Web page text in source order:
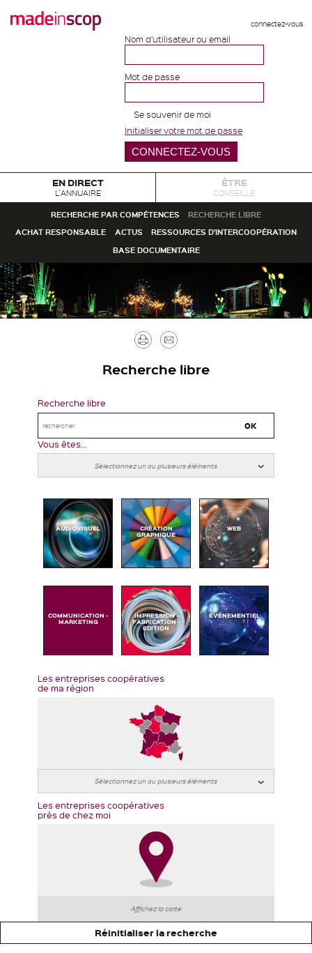
connectez-vous
Nom d'utilisateur ou email
Mot de passe
Se souvenir de moi
Initialiser votre mot de passe
EN DIRECT
L'ANNUAIRE
ÊTRE
CONSEILLÉ
RECHERCHE PAR COMPÉTENCES
RECHERCHE LIBRE
ACHAT RESPONSABLE
ACTUS
RESSOURCES D'INTERCOOPÉRATION
BASE DOCUMENTAIRE
Imprimer
Recherche libre
Recherche libre
Vous êtes...
AUDIOVISUEL CRÉATION
GRAPHIQUE
WEB
COMMUNICATION -
MARKETING
IMPRESSION -
FABRICATION -
EDITION
ÉVÉNEMENTIEL
Les entreprises coopératives
de ma région
Les entreprises coopératives
près de chez moi
Affichez la carte
Réinitialiser la recherche